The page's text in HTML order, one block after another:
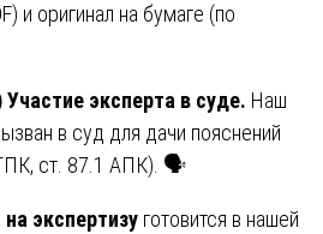
и оригинал на бумаге (по
эксперта в суде. Наш
в суд для дачи пояснений
ст. 87.1 АПК). 🗣️
экспертизу готовится в нашей